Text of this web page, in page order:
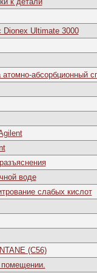
Ultimate 3000
абсорбционный
воде
слабых кислот
(C56)
помещении.